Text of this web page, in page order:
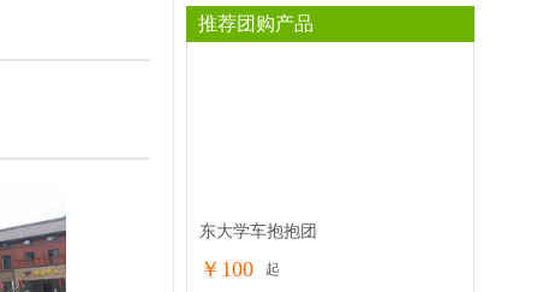
推荐团购产品
东大学车抱抱团
￥100 起